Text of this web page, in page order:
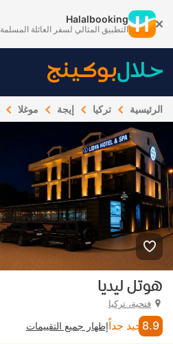
Halalbooking
التطبيق المثالي لسفر العائلة المسلمة
الرئيسية تركيا إيجة موغلا
هوتل ليديا
فتحية، تركيا
8.9 جيد جداًإظهار جميع التقييمات